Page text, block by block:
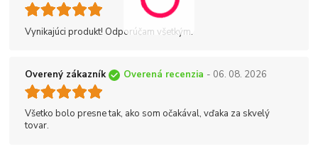
Vynikajúci produkt! Odporúčam všetkým.
Overený zákazník Overená recenzia - 06. 08. 2026
Všetko bolo presne tak, ako som očakával, vďaka za skvelý
tovar.